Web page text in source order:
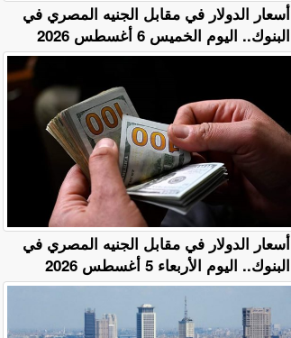
أسعار الدولار في مقابل الجنيه المصري في
البنوك.. اليوم الخميس 6 أغسطس 2026
أسعار الدولار في مقابل الجنيه المصري في
البنوك.. اليوم الأربعاء 5 أغسطس 2026